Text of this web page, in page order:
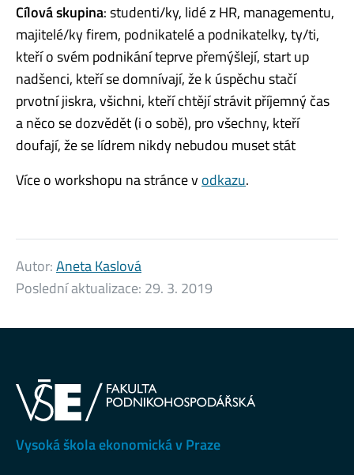
Cílová skupina: studenti/ky, lidé z HR, managementu,
majitelé/ky firem, podnikatelé a podnikatelky, ty/ti,
kteří o svém podnikání teprve přemýšlejí, start up
nadšenci, kteří se domnívají, že k úspěchu stačí
prvotní jiskra, všichni, kteří chtějí strávit příjemný čas
a něco se dozvědět (i o sobě), pro všechny, kteří
doufají, že se lídrem nikdy nebudou muset stát
Více o workshopu na stránce v odkazu.
Autor:Aneta Kaslová
Poslední aktualizace: 29. 3. 2019
Vysoká škola ekonomická v Praze